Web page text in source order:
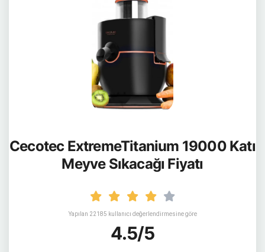
Cecotec ExtremeTitanium 19000 Katı
Meyve Sıkacağı Fiyatı
Yapılan 22185 kullanıcı değerlendirmesine göre
4.5/5